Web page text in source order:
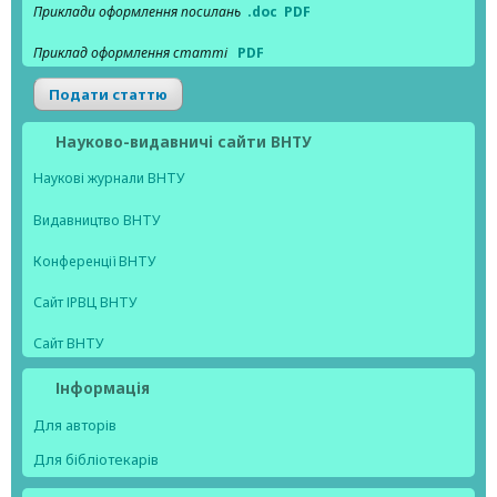
Приклади оформлення посилань .doc PDF
Приклад оформлення статті PDF
Подати статтю
Науково-видавничі сайти ВНТУ
Наукові журнали ВНТУ
Видавництво ВНТУ
Конференції ВНТУ
Сайт ІРВЦ ВНТУ
Сайт ВНТУ
Інформація
Для авторів
Для бібліотекарів